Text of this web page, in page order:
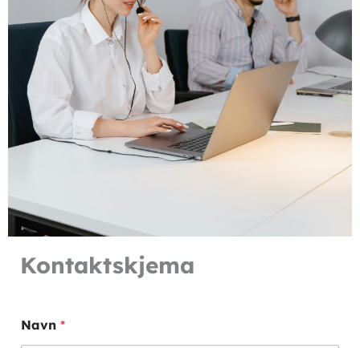
Kontaktskjema
Navn *